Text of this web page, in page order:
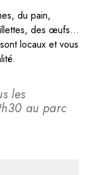
du pain,
des œufs…
locaux et vous
les
au parc